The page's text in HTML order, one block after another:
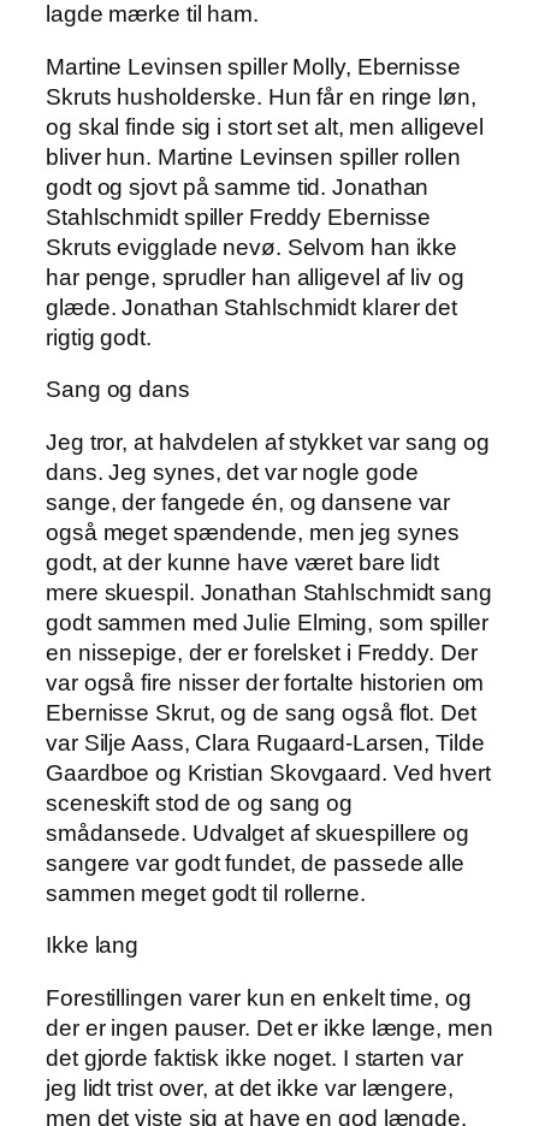
lagde mærke til ham.
Martine Levinsen spiller Molly, Ebernisse
Skruts husholderske. Hun får en ringe løn,
og skal finde sig i stort set alt, men alligevel
bliver hun. Martine Levinsen spiller rollen
godt og sjovt på samme tid. Jonathan
Stahlschmidt spiller Freddy Ebernisse
Skruts evigglade nevø. Selvom han ikke
har penge, sprudler han alligevel af liv og
glæde. Jonathan Stahlschmidt klarer det
rigtig godt.
Sang og dans
Jeg tror, at halvdelen af stykket var sang og
dans. Jeg synes, det var nogle gode
sange, der fangede én, og dansene var
også meget spændende, men jeg synes
godt, at der kunne have været bare lidt
mere skuespil. Jonathan Stahlschmidt sang
godt sammen med Julie Elming, som spiller
en nissepige, der er forelsket i Freddy. Der
var også fire nisser der fortalte historien om
Ebernisse Skrut, og de sang også flot. Det
var Silje Aass, Clara Rugaard-Larsen, Tilde
Gaardboe og Kristian Skovgaard. Ved hvert
sceneskift stod de og sang og
smådansede. Udvalget af skuespillere og
sangere var godt fundet, de passede alle
sammen meget godt til rollerne.
Ikke lang
Forestillingen varer kun en enkelt time, og
der er ingen pauser. Det er ikke længe, men
det gjorde faktisk ikke noget. I starten var
jeg lidt trist over, at det ikke var længere,
men det viste sig at have en god længde.